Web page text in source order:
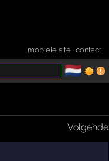
mobiele site ·contact
🇳🇱
Volgende